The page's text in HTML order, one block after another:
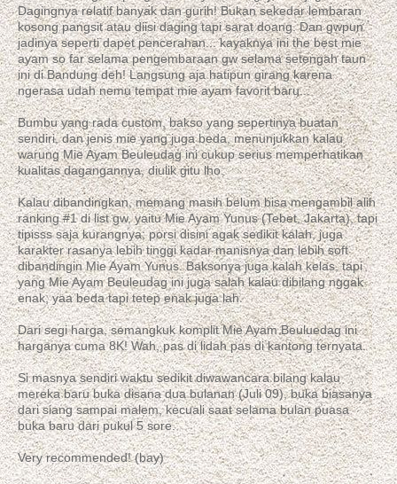
Dagingnya relatif banyak dan gurih! Bukan sekedar lembaran
kosong pangsit atau diisi daging tapi sarat doang. Dan gwpun
jadinya seperti dapet pencerahan... kayaknya ini the best mie
ayam so far selama pengembaraan gw selama setengah taun
ini di Bandung deh! Langsung aja hatipun girang karena
ngerasa udah nemu tempat mie ayam favorit baru...
Bumbu yang rada custom, bakso yang sepertinya buatan
sendiri, dan jenis mie yang juga beda, menunjukkan kalau
warung Mie Ayam Beuleudag ini cukup serius memperhatikan
kualitas dagangannya, diulik gitu lho.
Kalau dibandingkan, memang masih belum bisa mengambil alih
ranking #1 di list gw, yaitu Mie Ayam Yunus (Tebet, Jakarta), tapi
tipisss saja kurangnya; porsi disini agak sedikit kalah, juga
karakter rasanya lebih tinggi kadar manisnya dan lebih soft
dibandingin Mie Ayam Yunus. Baksonya juga kalah kelas, tapi
yang Mie Ayam Beuleudag ini juga salah kalau dibilang nggak
enak, yaa beda tapi tetep enak juga lah.
Dari segi harga, semangkuk komplit Mie Ayam Beuluedag ini
harganya cuma 8K! Wah, pas di lidah pas di kantong ternyata.
Si masnya sendiri waktu sedikit diwawancara bilang kalau
mereka baru buka disana dua bulanan (Juli 09), buka biasanya
dari siang sampai malem, kecuali saat selama bulan puasa
buka baru dari pukul 5 sore.
Very recommended! (bay)